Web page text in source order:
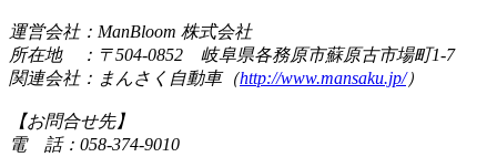
運営会社：ManBloom 株式会社
所在地 ：〒504-0852 岐阜県各務原市蘇原古市場町1-7
関連会社：まんさく自動車（http://www.mansaku.jp/）
【お問合せ先】
電 話：058-374-9010